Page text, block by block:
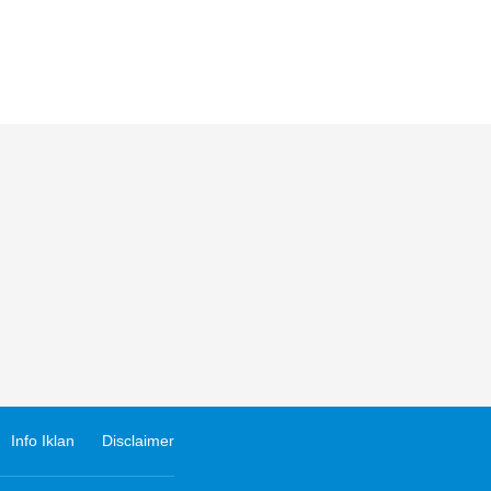
Info Iklan Disclaimer